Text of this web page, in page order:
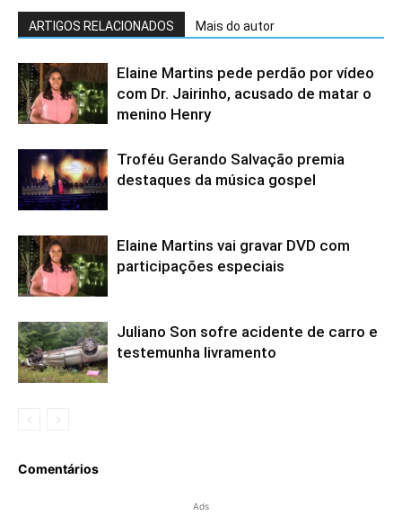
ARTIGOS RELACIONADOS Mais do autor
Elaine Martins pede perdão por vídeo
com Dr. Jairinho, acusado de matar o
menino Henry
Troféu Gerando Salvação premia
destaques da música gospel
Elaine Martins vai gravar DVD com
participações especiais
Juliano Son sofre acidente de carro e
testemunha livramento
Comentários
Ads